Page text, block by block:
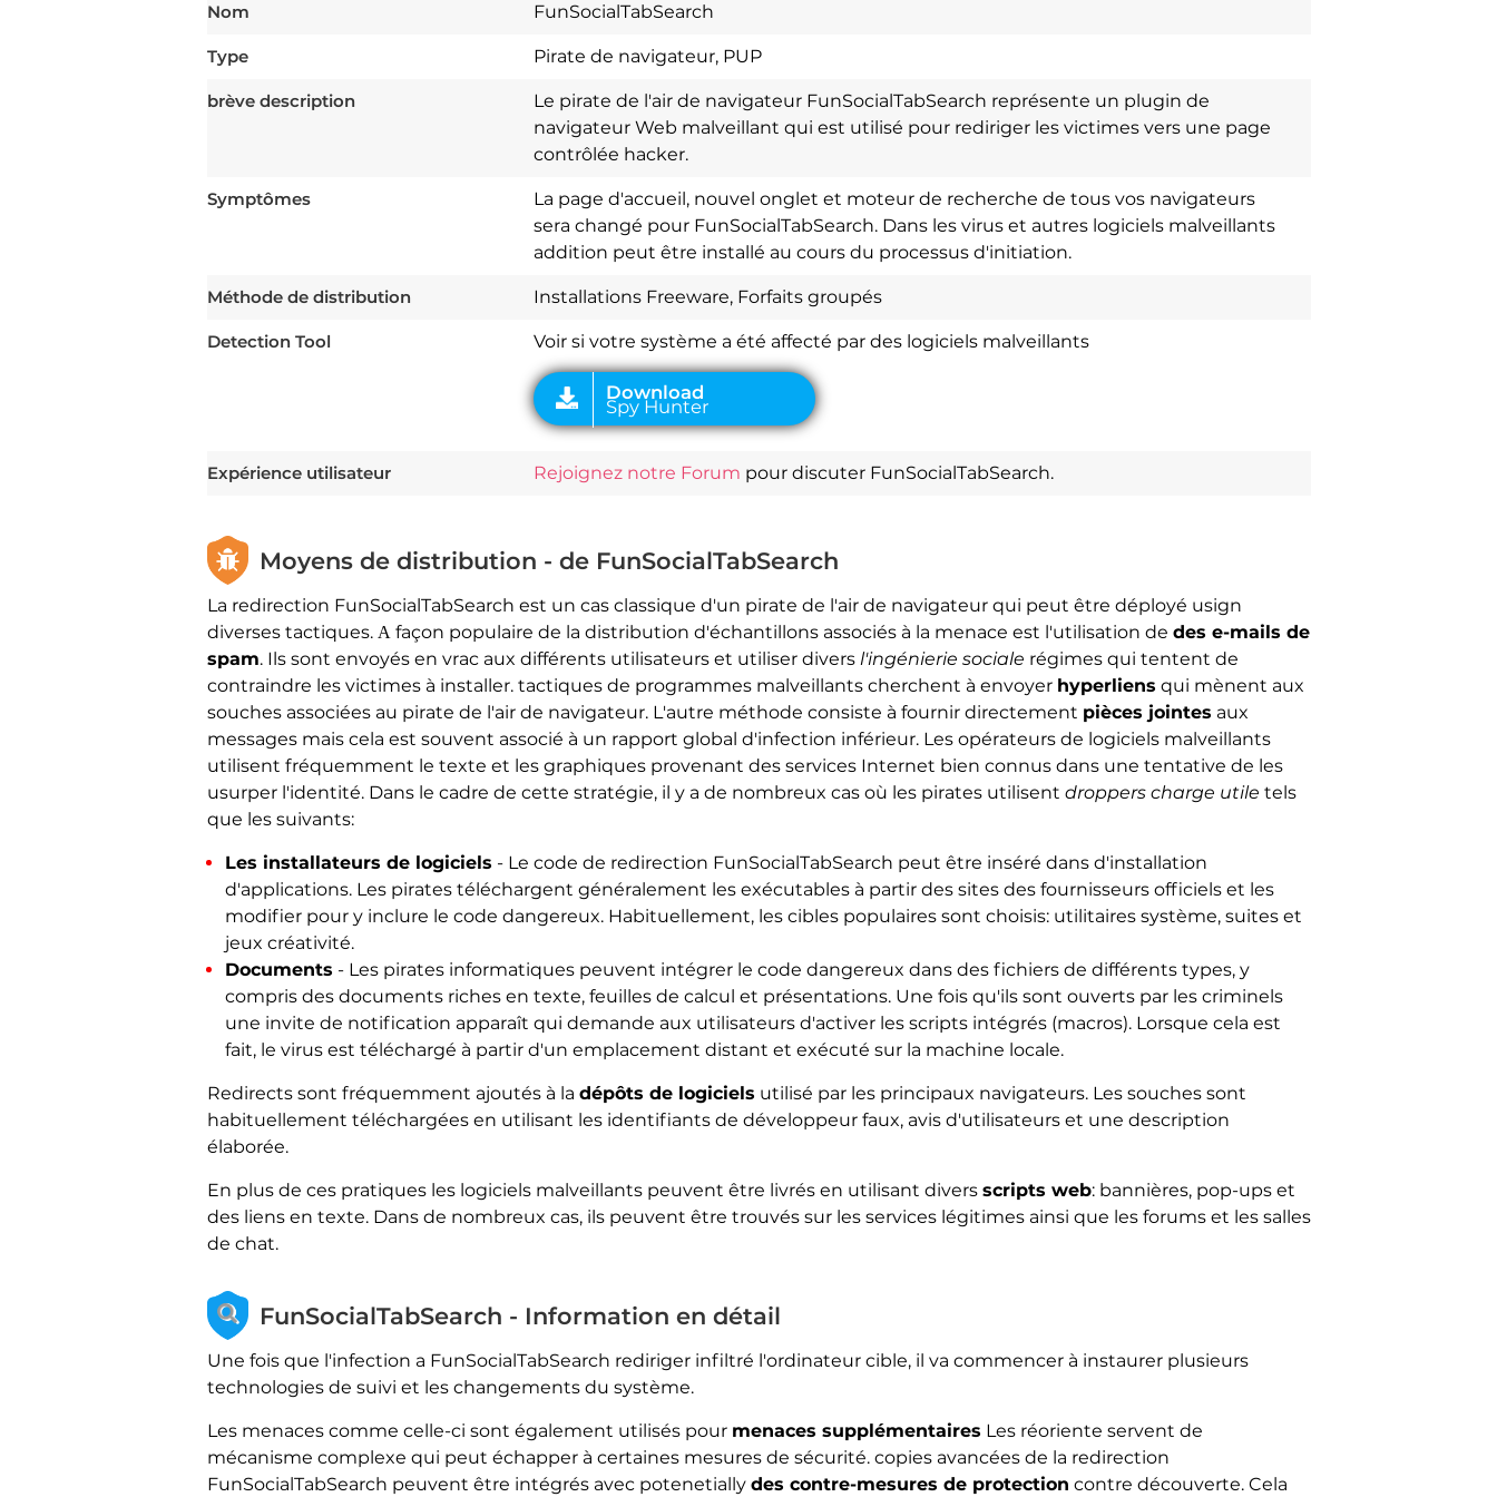
Nom FunSocialTabSearch
Type Pirate de navigateur, PUP
brève description
Le pirate de l'air de navigateur FunSocialTabSearch représente un plugin de
navigateur Web malveillant qui est utilisé pour rediriger les victimes vers une page
contrôlée hacker.
Symptômes
La page d'accueil, nouvel onglet et moteur de recherche de tous vos navigateurs
sera changé pour FunSocialTabSearch. Dans les virus et autres logiciels malveillants
addition peut être installé au cours du processus d'initiation.
Méthode de distribution Installations Freeware, Forfaits groupés
Detection Tool Voir si votre système a été affecté par des logiciels malveillants
Download
Expérience utilisateur Rejoignez notre Forum pour discuter FunSocialTabSearch.
Moyens de distribution - de FunSocialTabSearch
La redirection FunSocialTabSearch est un cas classique d'un pirate de l'air de navigateur qui peut être déployé usign
diverses tactiques. А façon populaire de la distribution d'échantillons associés à la menace est l'utilisation de des e-mails de
spam. Ils sont envoyés en vrac aux différents utilisateurs et utiliser divers l'ingénierie sociale régimes qui tentent de
contraindre les victimes à installer. tactiques de programmes malveillants cherchent à envoyer hyperliens qui mènent aux
souches associées au pirate de l'air de navigateur. L'autre méthode consiste à fournir directement pièces jointes aux
messages mais cela est souvent associé à un rapport global d'infection inférieur. Les opérateurs de logiciels malveillants
utilisent fréquemment le texte et les graphiques provenant des services Internet bien connus dans une tentative de les
usurper l'identité. Dans le cadre de cette stratégie, il y a de nombreux cas où les pirates utilisent droppers charge utile tels
que les suivants:
Les installateurs de logiciels - Le code de redirection FunSocialTabSearch peut être inséré dans d'installation
d'applications. Les pirates téléchargent généralement les exécutables à partir des sites des fournisseurs officiels et les
modifier pour y inclure le code dangereux. Habituellement, les cibles populaires sont choisis: utilitaires système, suites et
jeux créativité.
Documents - Les pirates informatiques peuvent intégrer le code dangereux dans des fichiers de différents types, y
compris des documents riches en texte, feuilles de calcul et présentations. Une fois qu'ils sont ouverts par les criminels
une invite de notification apparaît qui demande aux utilisateurs d'activer les scripts intégrés (macros). Lorsque cela est
fait, le virus est téléchargé à partir d'un emplacement distant et exécuté sur la machine locale.
Redirects sont fréquemment ajoutés à la dépôts de logiciels utilisé par les principaux navigateurs. Les souches sont
habituellement téléchargées en utilisant les identifiants de développeur faux, avis d'utilisateurs et une description
élaborée.
En plus de ces pratiques les logiciels malveillants peuvent être livrés en utilisant divers scripts web: bannières, pop-ups et
des liens en texte. Dans de nombreux cas, ils peuvent être trouvés sur les services légitimes ainsi que les forums et les salles
de chat.
FunSocialTabSearch - Information en détail
Une fois que l'infection a FunSocialTabSearch rediriger infiltré l'ordinateur cible, il va commencer à instaurer plusieurs
technologies de suivi et les changements du système.
Les menaces comme celle-ci sont également utilisés pour menaces supplémentaires Les réoriente servent de
mécanisme complexe qui peut échapper à certaines mesures de sécurité. copies avancées de la redirection
FunSocialTabSearch peuvent être intégrés avec potenetially des contre-mesures de protection contre découverte. Cela